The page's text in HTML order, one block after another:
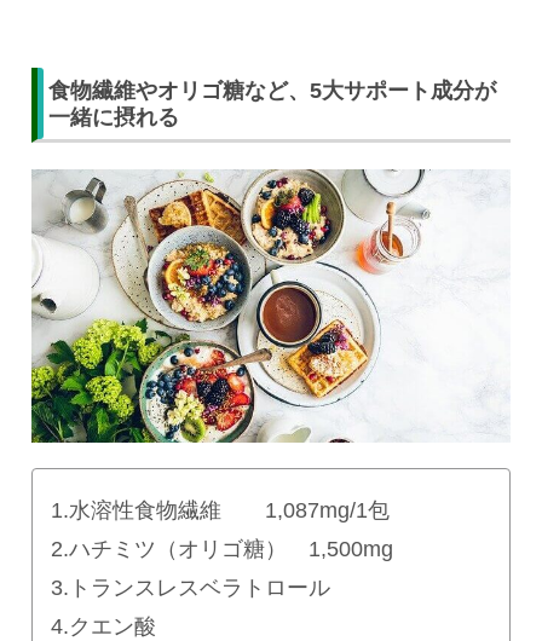
食物繊維やオリゴ糖など、5大サポート成分が
一緒に摂れる
1.水溶性食物繊維 1,087mg/1包
2.ハチミツ（オリゴ糖） 1,500mg
3.トランスレスベラトロール
4.クエン酸